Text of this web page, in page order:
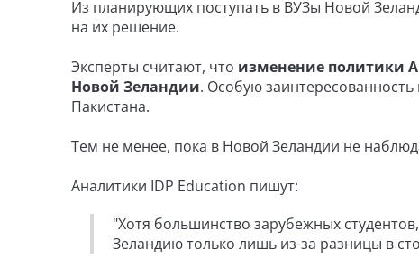
Из планирующих поступать в ВУЗы Новой
на их решение.
Эксперты считают, что изменение политики
Новой Зеландии. Особую
Пакистана.
Тем не менее, пока в Новой Зеландии не
Аналитики IDP Education пишут:
"Хотя большинство зарубежных
Зеландию только лишь из-за разницы в